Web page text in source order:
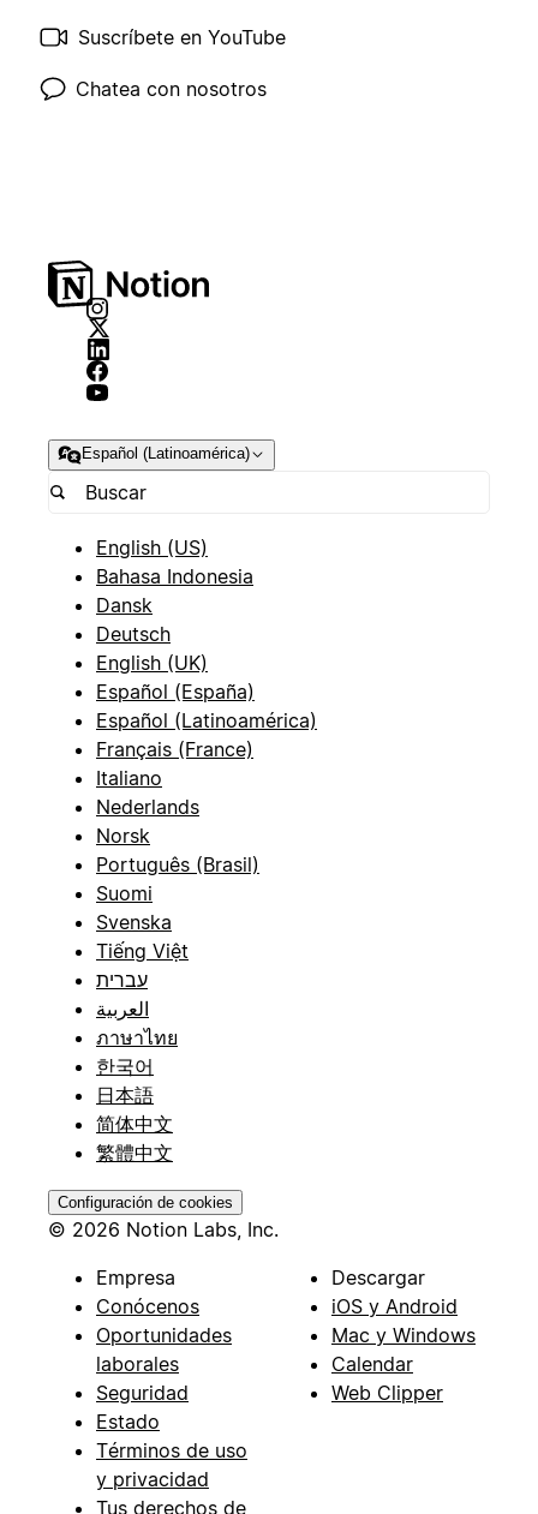
Suscríbete en YouTube
Chatea con nosotros
Español (Latinoamérica)
English (US)
Bahasa Indonesia
Dansk
Deutsch
English (UK)
Español (España)
Español (Latinoamérica)
Français (France)
Italiano
Nederlands
Norsk
Português (Brasil)
Suomi
Svenska
Tiếng Việt
עברית
العربية
ภาษาไทย
한국어
日本語
简体中文
繁體中文
Configuración de cookies
© 2026 Notion Labs, Inc.
Empresa
Conócenos
Oportunidades
laborales
Seguridad
Estado
Términos de uso
y privacidad
Tus derechos de
Descargar
iOS y Android
Mac y Windows
Calendar
Web Clipper